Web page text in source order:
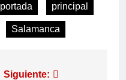
portada principal
Salamanca
Siguiente: